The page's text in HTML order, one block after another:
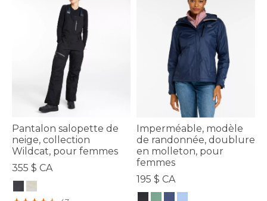
Pantalon salopette de
neige, collection
Wildcat, pour femmes
355 $ CA
Imperméable, modèle
de randonnée, doublure
en molleton, pour
femmes
195 $ CA